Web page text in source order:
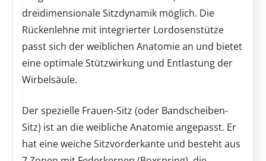
dreidimensionale Sitzdynamik möglich. Die
Rückenlehne mit integrierter Lordosenstütze
passt sich der weiblichen Anatomie an und bietet
eine optimale Stützwirkung und Entlastung der
Wirbelsäule.
Der spezielle Frauen-Sitz (oder Bandscheiben-
Sitz) ist an die weibliche Anatomie angepasst. Er
hat eine weiche Sitzvorderkante und besteht aus